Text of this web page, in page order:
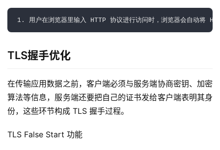
问
社
速
盾
态
1. 用户在浏览器里输入 HTTP 协议进行访问时，浏览器会自动将
TLS握手优化
在传输应用数据之前，客户端必须与服务端协商密钥、加密
算法等信息，服务端还要把自己的证书发给客户端表明其身
份，这些环节构成 TLS 握手过程。
TLS False Start 功能